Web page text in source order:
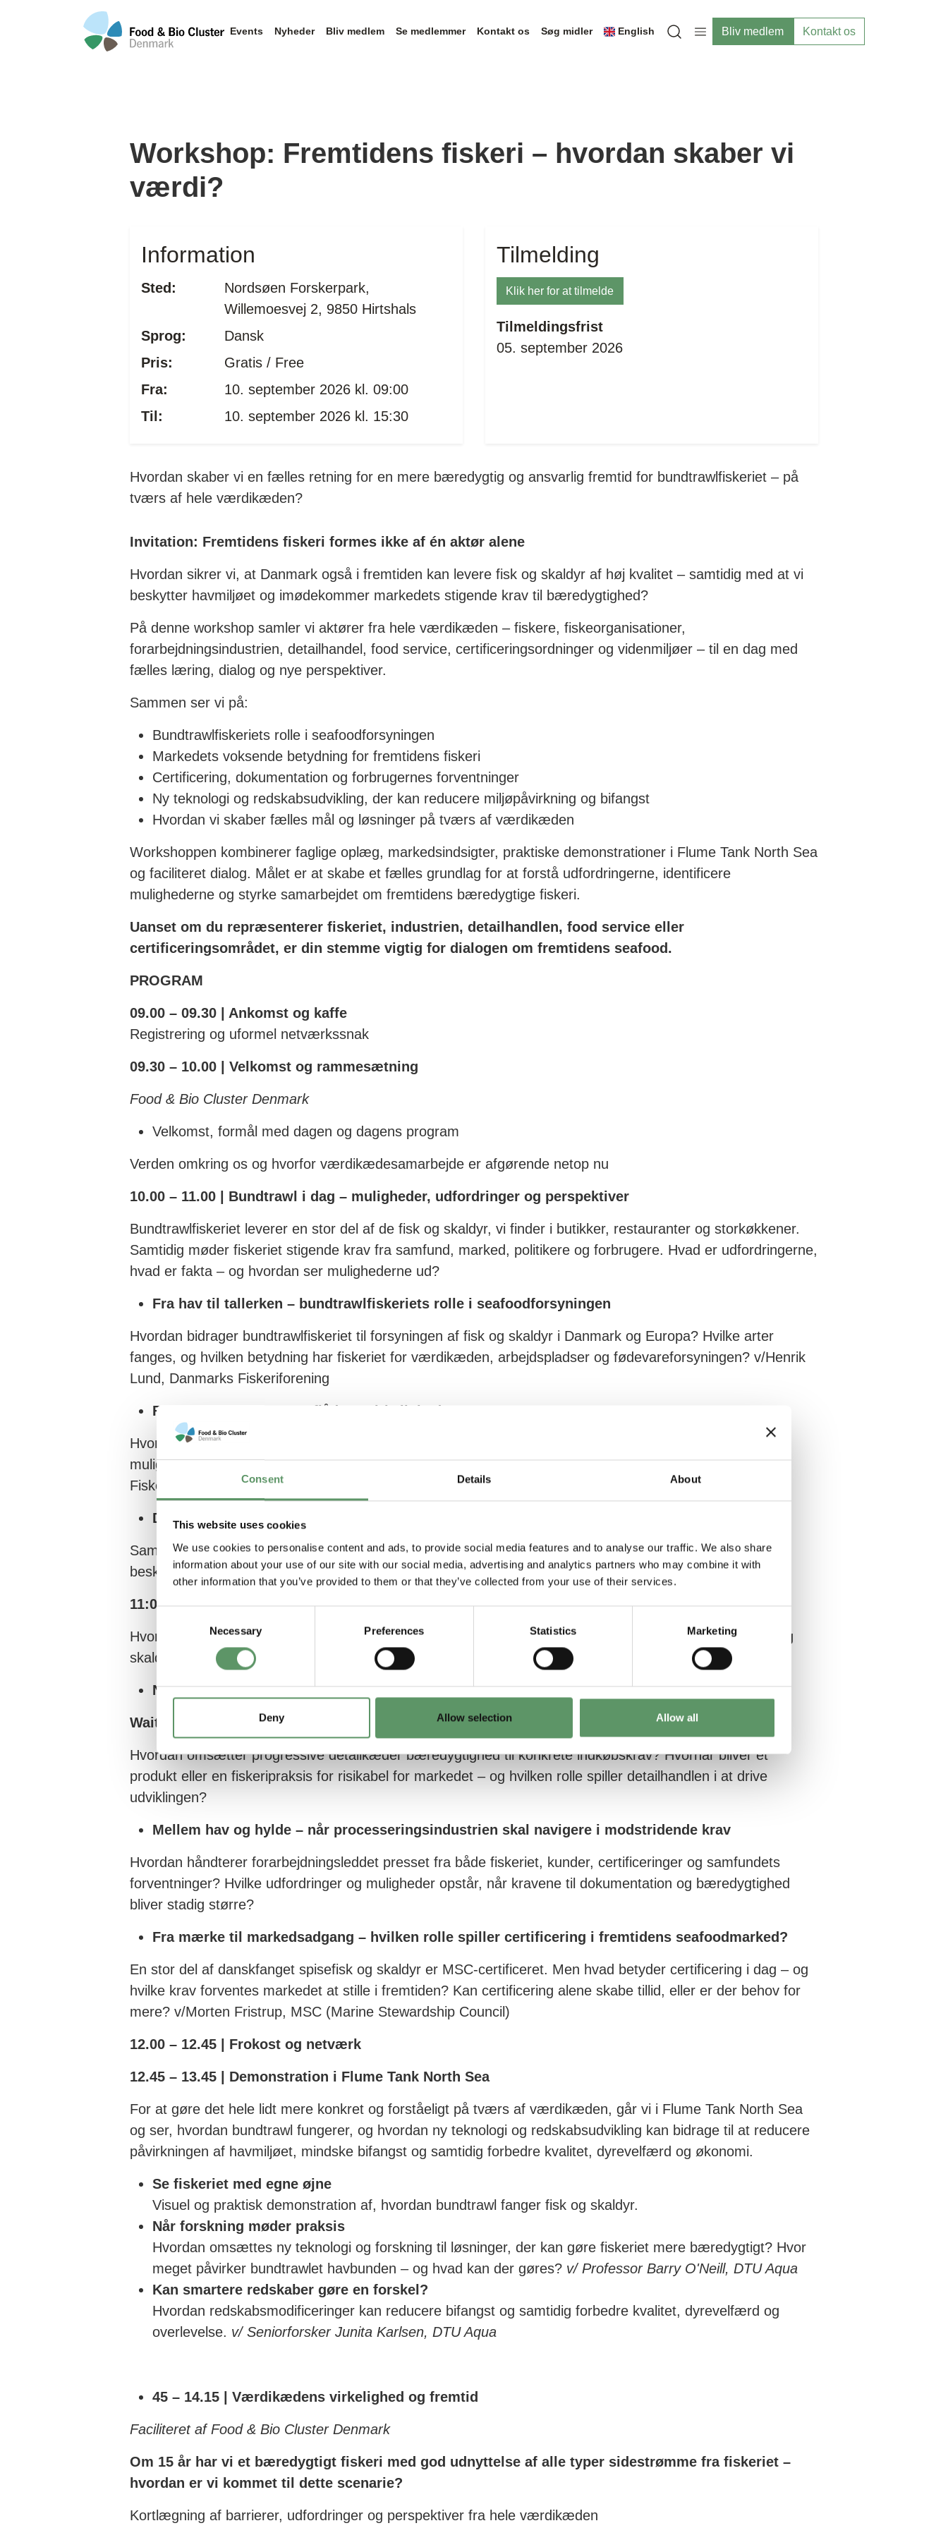
Consent Details About
This website uses cookies
We use cookies to personalise content and ads, to provide social media features and to analyse our traffic. We also share
information about your use of our site with our social media, advertising and analytics partners who may combine it with
other information that you’ve provided to them or that they’ve collected from your use of their services.
Selection
Necessary Preferences Statistics Marketing
Deny Allow selection Allow all
Events Nyheder Bliv medlem Se medlemmer Kontakt os Søg midler English
Open search modal
Bliv medlem Kontakt os
Workshop: Fremtidens fiskeri – hvordan skaber vi
værdi?
Information
Sted:
Nordsøen Forskerpark,
Willemoesvej 2, 9850 Hirtshals
Sprog:
Dansk
Pris:
Gratis / Free
Fra:
10. september 2026 kl. 09:00
Til:
10. september 2026 kl. 15:30
Tilmelding
Klik her for at tilmelde
Tilmeldingsfrist
05. september 2026
Hvordan skaber vi en fælles retning for en mere bæredygtig og ansvarlig fremtid for bundtrawlfiskeriet – på
tværs af hele værdikæden?
Invitation: Fremtidens fiskeri formes ikke af én aktør alene
Hvordan sikrer vi, at Danmark også i fremtiden kan levere fisk og skaldyr af høj kvalitet – samtidig med at vi
beskytter havmiljøet og imødekommer markedets stigende krav til bæredygtighed?
På denne workshop samler vi aktører fra hele værdikæden – fiskere, fiskeorganisationer,
forarbejdningsindustrien, detailhandel, food service, certificeringsordninger og videnmiljøer – til en dag med
fælles læring, dialog og nye perspektiver.
Sammen ser vi på:
Bundtrawlfiskeriets rolle i seafoodforsyningen
Markedets voksende betydning for fremtidens fiskeri
Certificering, dokumentation og forbrugernes forventninger
Ny teknologi og redskabsudvikling, der kan reducere miljøpåvirkning og bifangst
Hvordan vi skaber fælles mål og løsninger på tværs af værdikæden
Workshoppen kombinerer faglige oplæg, markedsindsigter, praktiske demonstrationer i Flume Tank North Sea
og faciliteret dialog. Målet er at skabe et fælles grundlag for at forstå udfordringerne, identificere
mulighederne og styrke samarbejdet om fremtidens bæredygtige fiskeri.
Uanset om du repræsenterer fiskeriet, industrien, detailhandlen, food service eller
certificeringsområdet, er din stemme vigtig for dialogen om fremtidens seafood.
PROGRAM
09.00 – 09.30 | Ankomst og kaffe
Registrering og uformel netværkssnak
09.30 – 10.00 | Velkomst og rammesætning
Food & Bio Cluster Denmark
Velkomst, formål med dagen og dagens program
Verden omkring os og hvorfor værdikædesamarbejde er afgørende netop nu
10.00 – 11.00 | Bundtrawl i dag – muligheder, udfordringer og perspektiver
Bundtrawlfiskeriet leverer en stor del af de fisk og skaldyr, vi finder i butikker, restauranter og storkøkkener.
Samtidig møder fiskeriet stigende krav fra samfund, marked, politikere og forbrugere. Hvad er udfordringerne,
hvad er fakta – og hvordan ser mulighederne ud?
Fra hav til tallerken – bundtrawlfiskeriets rolle i seafoodforsyningen
Hvordan bidrager bundtrawlfiskeriet til forsyningen af fisk og skaldyr i Danmark og Europa? Hvilke arter
fanges, og hvilken betydning har fiskeriet for værdikæden, arbejdspladser og fødevareforsyningen? v/Henrik
Lund, Danmarks Fiskeriforening
Fangster, bifangster og flådens virkelighed
Hvordan ser den danske fiskeriflåde ud i dag? Hvad fanges i bundtrawlfiskeriet – og hvilke udfordringer og
muligheder er knyttet til fangster, bifangster og udviklingen af mere selektive fiskerier? v/Danmarks
Fiskeriforening / DTU Aqua
Den sociale kontrakt
Samfundets aftale om adgang til fisk og ansvar for havet – hvordan skaber vi en ny balance, der både
beskytter havet og sikrer grundlaget for fiskeriet?
11:00-12:00 | Hvem former fremtidens fiskeri – fiskere, forbrugere eller supermarkeder?
Hvordan påvirker kundernes forventninger, bæredygtighedskrav og den offentlige debat værdien af fisk og
skaldyr på markedet? Og hvad betyder det for fiskere, producenter og aftagere?
Når markedet siger nej – hvordan bæredygtighed ændrer indkøbsbeslutninger
Waitrose: "A Better Catch"
Hvordan omsætter progressive detailkæder bæredygtighed til konkrete indkøbskrav? Hvornår bliver et
produkt eller en fiskeripraksis for risikabel for markedet – og hvilken rolle spiller detailhandlen i at drive
udviklingen?
Mellem hav og hylde – når processeringsindustrien skal navigere i modstridende krav
Hvordan håndterer forarbejdningsleddet presset fra både fiskeriet, kunder, certificeringer og samfundets
forventninger? Hvilke udfordringer og muligheder opstår, når kravene til dokumentation og bæredygtighed
bliver stadig større?
Fra mærke til markedsadgang – hvilken rolle spiller certificering i fremtidens seafoodmarked?
En stor del af danskfanget spisefisk og skaldyr er MSC-certificeret. Men hvad betyder certificering i dag – og
hvilke krav forventes markedet at stille i fremtiden? Kan certificering alene skabe tillid, eller er der behov for
mere? v/Morten Fristrup, MSC (Marine Stewardship Council)
12.00 – 12.45 | Frokost og netværk
12.45 – 13.45 | Demonstration i Flume Tank North Sea
For at gøre det hele lidt mere konkret og forståeligt på tværs af værdikæden, går vi i Flume Tank North Sea
og ser, hvordan bundtrawl fungerer, og hvordan ny teknologi og redskabsudvikling kan bidrage til at reducere
påvirkningen af havmiljøet, mindske bifangst og samtidig forbedre kvalitet, dyrevelfærd og økonomi.
Se fiskeriet med egne øjne
Visuel og praktisk demonstration af, hvordan bundtrawl fanger fisk og skaldyr.
Når forskning møder praksis
Hvordan omsættes ny teknologi og forskning til løsninger, der kan gøre fiskeriet mere bæredygtigt? Hvor
meget påvirker bundtrawlet havbunden – og hvad kan der gøres? v/ Professor Barry O'Neill, DTU Aqua
Kan smartere redskaber gøre en forskel?
Hvordan redskabsmodificeringer kan reducere bifangst og samtidig forbedre kvalitet, dyrevelfærd og
overlevelse. v/ Seniorforsker Junita Karlsen, DTU Aqua
45 – 14.15 | Værdikædens virkelighed og fremtid
Faciliteret af Food & Bio Cluster Denmark
Om 15 år har vi et bæredygtigt fiskeri med god udnyttelse af alle typer sidestrømme fra fiskeriet –
hvordan er vi kommet til dette scenarie?
Kortlægning af barrierer, udfordringer og perspektiver fra hele værdikæden